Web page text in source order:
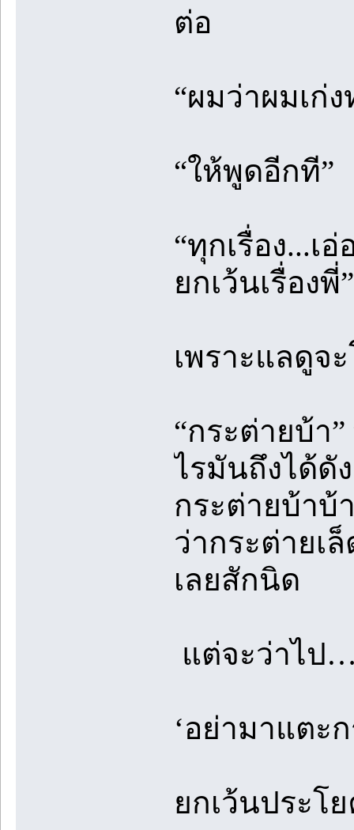
ต่อ
“ผมว่าผมเก่ง
“ให้พูดอีกที”
“ทุกเรื่อง...เ
ยกเว้นเรื่องพี่”
เพราะแลดูจ
“กระต่ายบ้า
ไรมันถึงได้ดั
กระต่ายบ้าบ้
ว่ากระต่ายเ
เลยสักนิด
แต่จะว่าไป
‘อย่ามาแตะ
ยกเว้นประโ